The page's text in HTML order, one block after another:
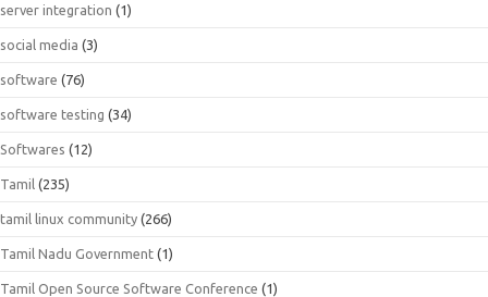
server integration (1)
social media (3)
software (76)
software testing (34)
Softwares (12)
Tamil (235)
tamil linux community (266)
Tamil Nadu Government (1)
Tamil Open Source Software Conference (1)